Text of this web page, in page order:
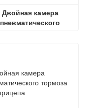
Двойная камера
пневматического